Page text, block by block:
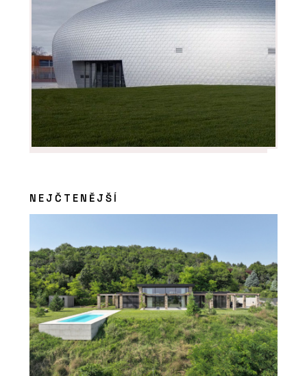
NEJČTENĚJŠÍ